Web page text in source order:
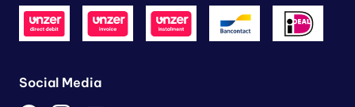
Social Media